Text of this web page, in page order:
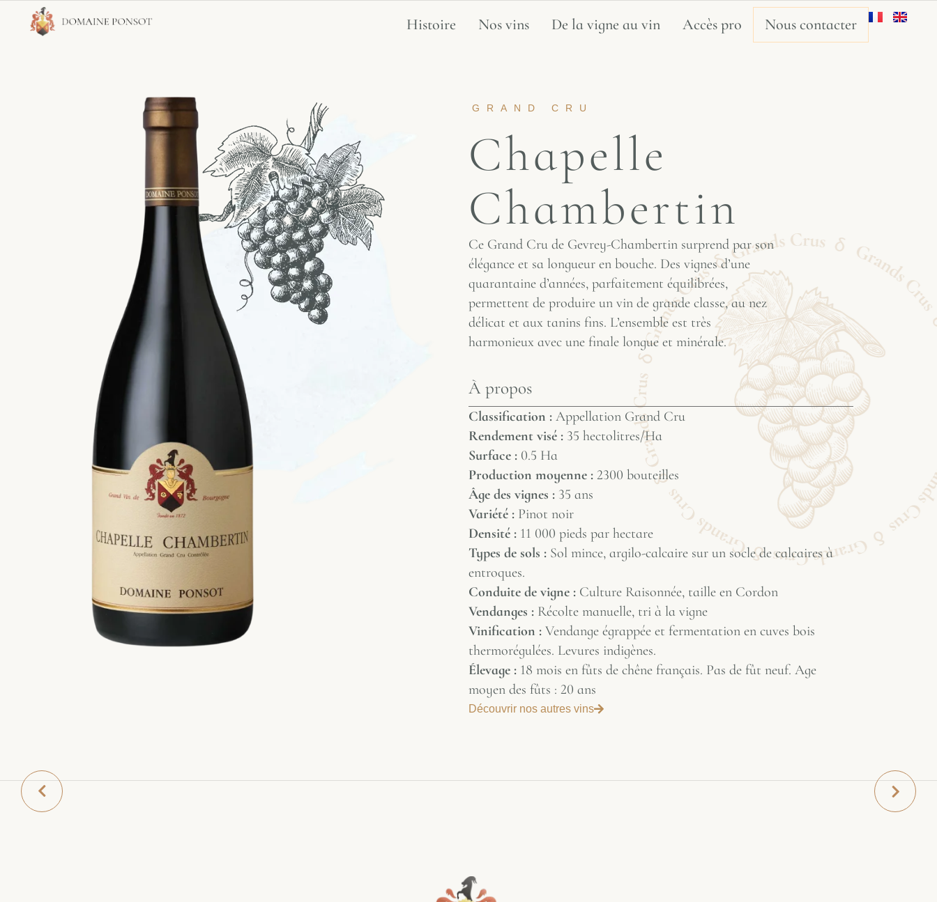
Histoire Nos vins De la vigne au vin Accès pro Nous contacter
GRAND CRU
Chapelle
Chambertin
Ce Grand Cru de Gevrey-Chambertin surprend par son
élégance et sa longueur en bouche. Des vignes d’une
quarantaine d’années, parfaitement équilibrées,
permettent de produire un vin de grande classe, au nez
délicat et aux tanins fins. L’ensemble est très
harmonieux avec une finale longue et minérale.
À propos
Classification : Appellation Grand Cru
Rendement visé : 35 hectolitres/Ha
Surface : 0.5 Ha
Production moyenne : 2300 bouteilles
Âge des vignes : 35 ans
Variété : Pinot noir
Densité : 11 000 pieds par hectare
Types de sols : Sol mince, argilo-calcaire sur un socle de calcaires à
entroques.
Conduite de vigne : Culture Raisonnée, taille en Cordon
Vendanges : Récolte manuelle, tri à la vigne
Vinification : Vendange égrappée et fermentation en cuves bois
thermorégulées. Levures indigènes.
Élevage : 18 mois en fûts de chêne français. Pas de fût neuf. Age
moyen des fûts : 20 ans
Découvrir nos autres vins